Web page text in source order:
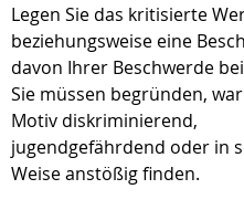
Legen Sie das kritisierte
beziehungsweise eine
davon Ihrer Beschwerde
Sie müssen begründen,
Motiv diskriminierend,
jugendgefährdend oder in
Weise anstößig finden.